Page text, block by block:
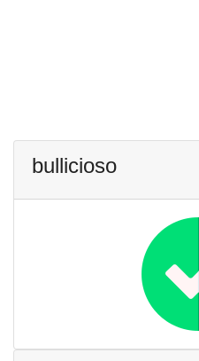
bullicioso